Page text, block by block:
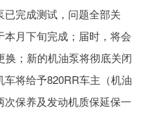
完成测试，问题全部关
月下旬完成；届时，将会
换；新的机油泵将彻底关闭
将给予820RR车主（机油
保养及发动机质保延保一